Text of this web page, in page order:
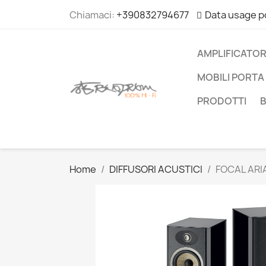
Chiamaci: +390832794677 Data usage
MOBILI
PRODOTTI
Home DIFFUSORI ACUSTICI FOCAL